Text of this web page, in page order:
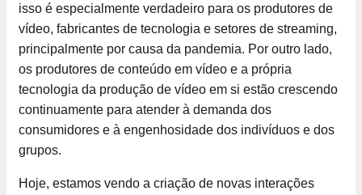
isso é especialmente verdadeiro para os produtores de
vídeo, fabricantes de tecnologia e setores de streaming,
principalmente por causa da pandemia. Por outro lado,
os produtores de conteúdo em vídeo e a própria
tecnologia da produção de vídeo em si estão crescendo
continuamente para atender à demanda dos
consumidores e à engenhosidade dos indivíduos e dos
grupos.
Hoje, estamos vendo a criação de novas interações